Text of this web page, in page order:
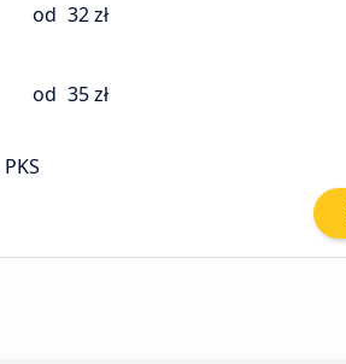
od 32 zł
od 35 zł